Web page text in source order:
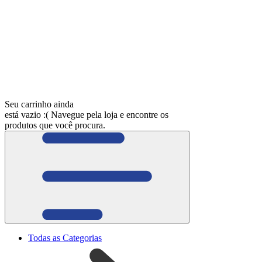
Seu carrinho ainda
está vazio :( Navegue pela loja e encontre os
produtos que você procura.
Todas as Categorias